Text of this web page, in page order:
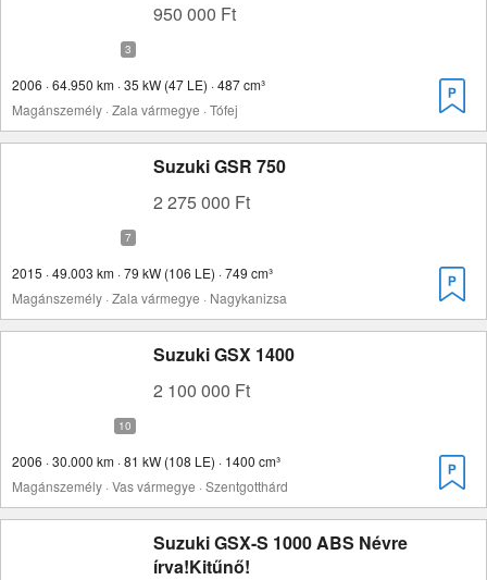
950 000 Ft
2006 · 64.950 km · 35 kW (47 LE) · 487 cm³
Magánszemély · Zala vármegye · Tófej
Suzuki GSR 750
2 275 000 Ft
2015 · 49.003 km · 79 kW (106 LE) · 749 cm³
Magánszemély · Zala vármegye · Nagykanizsa
Suzuki GSX 1400
2 100 000 Ft
2006 · 30.000 km · 81 kW (108 LE) · 1400 cm³
Magánszemély · Vas vármegye · Szentgotthárd
Suzuki GSX-S 1000 ABS Névre
írva!Kitűnő!